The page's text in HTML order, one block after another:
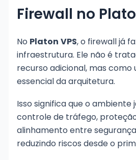
Firewall no
No Platon VPS, o firewall já
infraestrutura. Ele não é
recurso adicional, mas como
essencial da arquitetura.
Isso significa que o ambiente
controle de tráfego,
alinhamento entre
reduzindo riscos desde o